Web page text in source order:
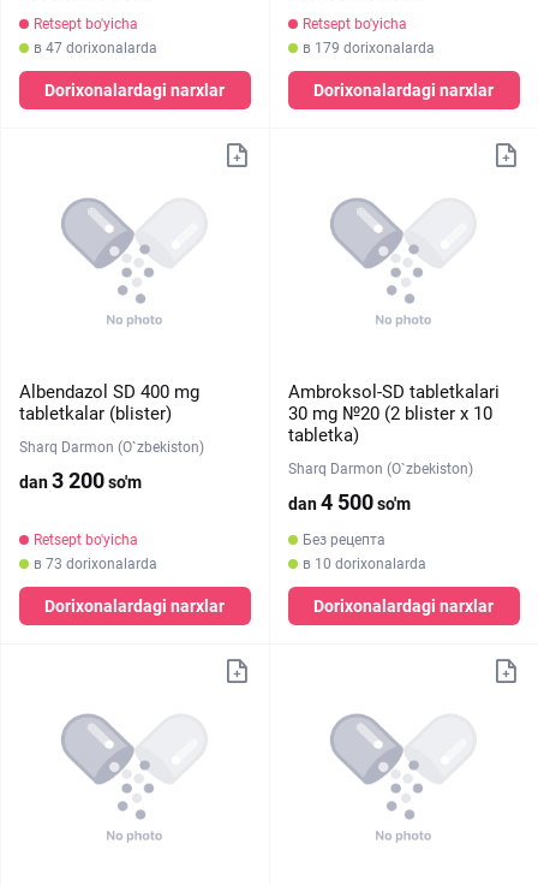
Retsept bo'yicha
в 47 dorixonalarda
Dorixonalardagi narxlar
Retsept bo'yicha
в 179 dorixonalarda
Dorixonalardagi narxlar
Albendazol SD 400 mg
tabletkalar (blister)
Sharq Darmon (O`zbekiston)
dan3 200so'm
Retsept bo'yicha
в 73 dorixonalarda
Dorixonalardagi narxlar
Ambroksol-SD tabletkalari
30 mg №20 (2 blister х 10
tabletka)
Sharq Darmon (O`zbekiston)
dan4 500so'm
Без рецепта
в 10 dorixonalarda
Dorixonalardagi narxlar